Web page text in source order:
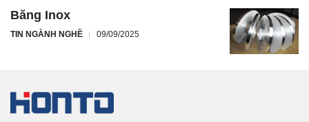
Băng Inox
TIN NGÀNH NGHỀ 09/09/2025